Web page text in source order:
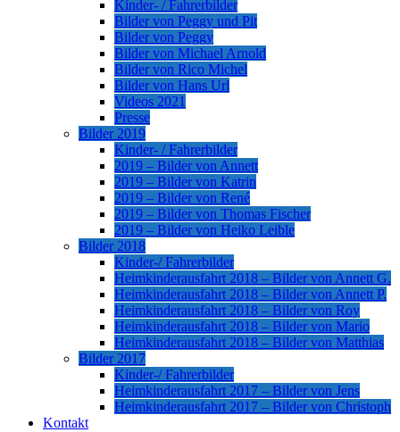
Kinder- / Fahrerbilder
Bilder von Peggy und Pit
Bilder von Peggy
Bilder von Michael Arnold
Bilder von Rico Michel
Bilder von Hans Url
Videos 2021
Presse
Bilder 2019
Kinder- / Fahrerbilder
2019 – Bilder von Annett
2019 – Bilder von Katrin
2019 – Bilder von René
2019 – Bilder von Thomas Fischer
2019 – Bilder von Heiko Leible
Bilder 2018
Kinder-/ Fahrerbilder
Heimkinderausfahrt 2018 – Bilder von Annett G.
Heimkinderausfahrt 2018 – Bilder von Annett P.
Heimkinderausfahrt 2018 – Bilder von Roy
Heimkinderausfahrt 2018 – Bilder von Mario
Heimkinderausfahrt 2018 – Bilder von Matthias
Bilder 2017
Kinder-/ Fahrerbilder
Heimkinderausfahrt 2017 – Bilder von Jens
Heimkinderausfahrt 2017 – Bilder von Christoph
Kontakt